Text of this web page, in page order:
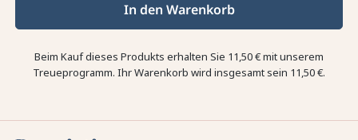
In den Warenkorb
Beim Kauf dieses Produkts erhalten Sie 11,50 €mit unserem
Treueprogramm. Ihr Warenkorb wird insgesamt sein 11,50 €.